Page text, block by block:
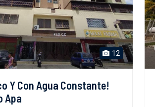
12
Y Con Agua Constante!
Apa